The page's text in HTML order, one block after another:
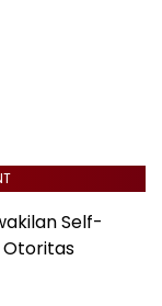
Self-
Otoritas